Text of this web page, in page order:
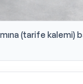
(tarife kalemi)